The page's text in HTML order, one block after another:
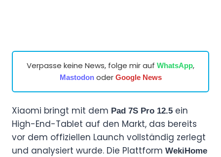
Verpasse keine News, folge mir auf WhatsApp,
Mastodonoder Google News
Xiaomi bringt mit dem Pad 7S Pro 12.5 ein
High-End-Tablet auf den Markt, das bereits
vor dem offiziellen Launch vollständig zerlegt
und analysiert wurde. Die Plattform WekiHome